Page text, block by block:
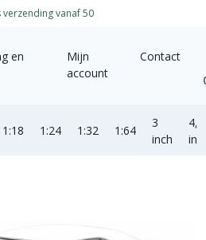
verzending vanaf 50
en
Mijn
account
Contact
1:18 1:24 1:32 1:64
3
inch
4,5